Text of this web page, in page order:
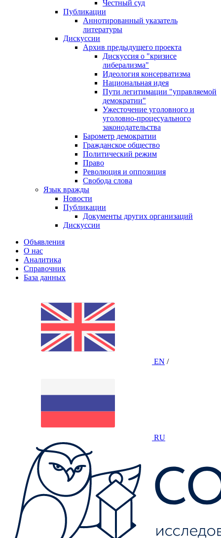
Честный суд
Публикации
Аннотированный указатель
литературы
Дискуссии
Архив предыдущего проекта
Дискуссия о "кризисе
либерализма"
Идеология консерватизма
Национальная идея
Пути легитимации "управляемой
демократии"
Ужесточение уголовного и
уголовно-процесуального
законодательства
Барометр демократии
Гражданское общество
Политический режим
Право
Революция и оппозиция
Свобода слова
Язык вражды
Новости
Публикации
Документы других организаций
Дискуссии
Объявления
О нас
Аналитика
Справочник
База данных
EN /
RU